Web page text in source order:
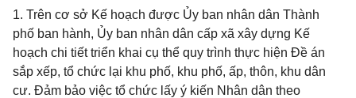
1. Trên cơ sở Kế hoạch được Ủy ban nhân dân Thành
phố ban hành, Ủy ban nhân dân cấp xã xây dựng Kế
hoạch chi tiết triển khai cụ thể quy trình thực hiện Đề án
sắp xếp, tổ chức lại khu phố, khu phố, ấp, thôn, khu dân
cư. Đảm bảo việc tổ chức lấy ý kiến Nhân dân theo